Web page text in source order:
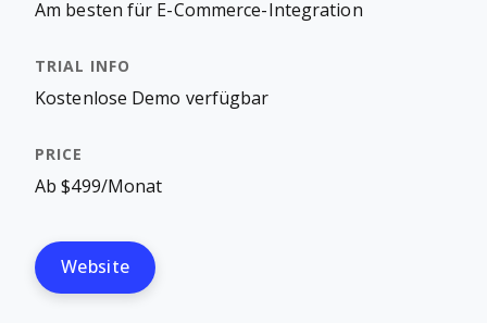
Am besten für E-Commerce-Integration
Kostenlose Demo verfügbar
Ab $499/Monat
Website